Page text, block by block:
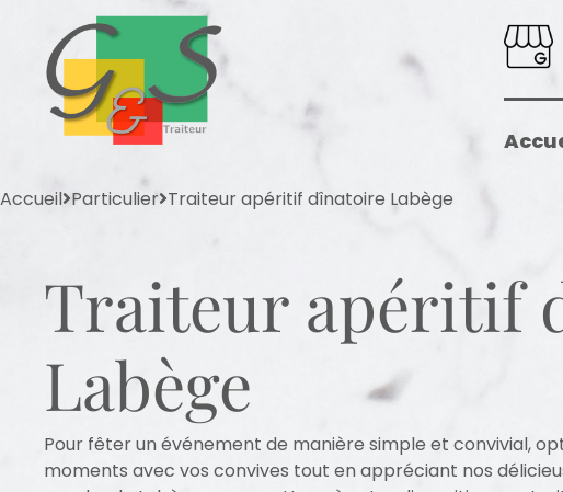
Accueil Particulier Traiteur apéritif dînatoire Labège
Traiteur apéritif
Labège
Pour fêter un événement de manière simple et convivial,
moments avec vos convives tout en appréciant nos